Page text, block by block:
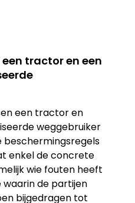
tractor en een
een tractor en
weggebruiker
beschermingsregels
enkel de concrete
wie fouten heeft
de partijen
bijgedragen tot